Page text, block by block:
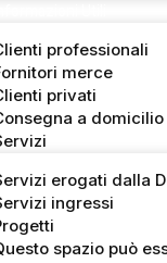
professionali
merce
privati
a domicilio
erogati dalla
ingressi
spazio può
manifestazioni